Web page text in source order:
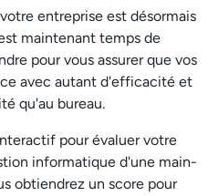
entreprise est désormais
maintenant temps de
pour vous assurer que vos
avec autant d'efficacité et
qu'au bureau.
pour évaluer votre
informatique d'une main-
obtiendrez un score pour